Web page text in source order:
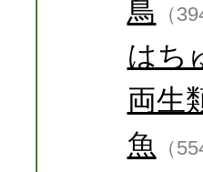
鳥 （
はち
両生
魚 （